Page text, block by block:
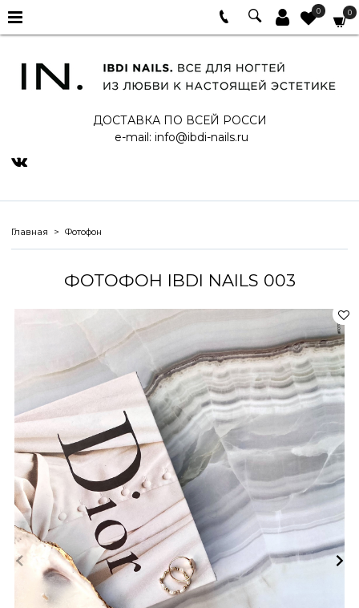
0 0
ДОСТАВКА ПО ВСЕЙ РОССИ
e-mail: info@ibdi-nails.ru
Главная Фотофон
ФОТОФОН IBDI NAILS 003